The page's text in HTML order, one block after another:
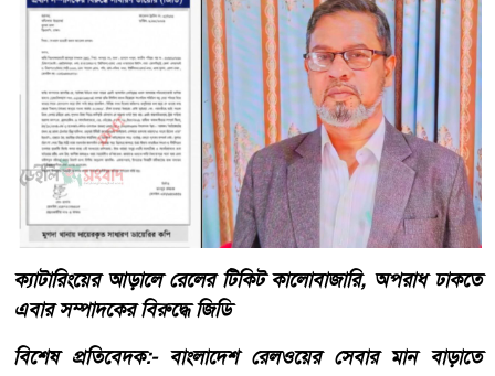
ক্যাটারিংয়ের আড়ালে রেলের টিকিট কালোবাজারি, অপরাধ ঢাকতে
এবার সম্পাদকের বিরুদ্ধে জিডি
​বিশেষ প্রতিবেদক:- ​বাংলাদেশ রেলওয়ের সেবার মান বাড়াতে